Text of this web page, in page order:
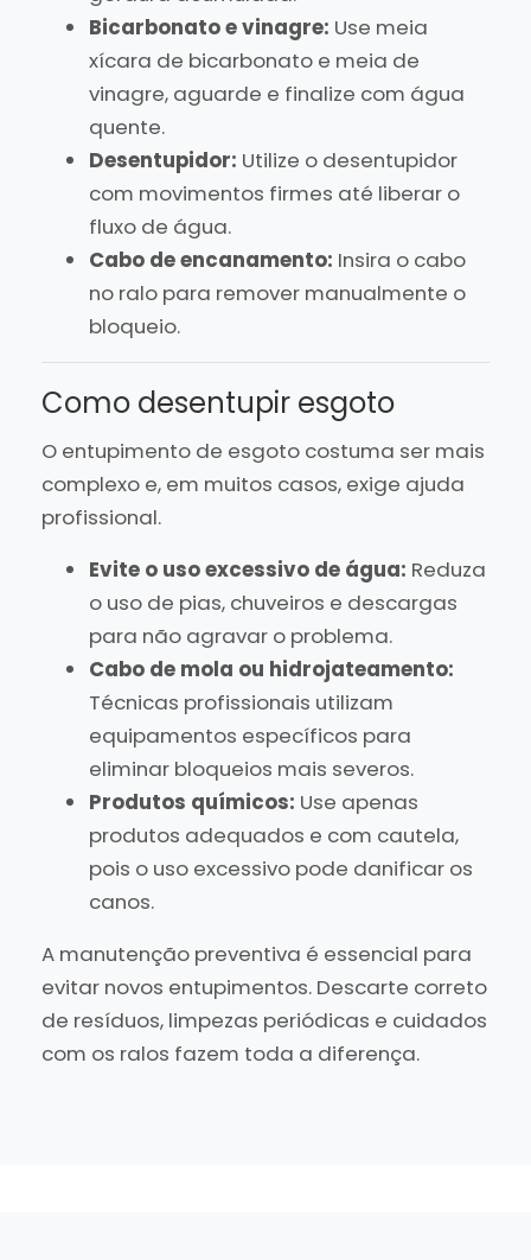
Bicarbonato e vinagre: Use meia
xícara de bicarbonato e meia de
vinagre, aguarde e finalize com água
quente.
Desentupidor: Utilize o desentupidor
com movimentos firmes até liberar o
fluxo de água.
Cabo de encanamento: Insira o cabo
no ralo para remover manualmente o
bloqueio.
Como desentupir esgoto
O entupimento de esgoto costuma ser mais
complexo e, em muitos casos, exige ajuda
profissional.
Evite o uso excessivo de água: Reduza
o uso de pias, chuveiros e descargas
para não agravar o problema.
Cabo de mola ou hidrojateamento:
Técnicas profissionais utilizam
equipamentos específicos para
eliminar bloqueios mais severos.
Produtos químicos: Use apenas
produtos adequados e com cautela,
pois o uso excessivo pode danificar os
canos.
A manutenção preventiva é essencial para
evitar novos entupimentos. Descarte correto
de resíduos, limpezas periódicas e cuidados
com os ralos fazem toda a diferença.